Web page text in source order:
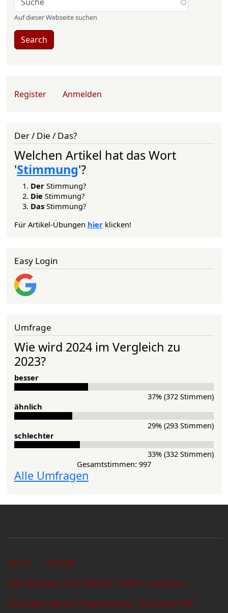
Auf dieser Webseite suchen
Search
User account menu
Register Anmelden
Der / Die / Das?
Welchen Artikel hat das Wort
'Stimmung'?
Der Stimmung?
Die Stimmung?
Das Stimmung?
Für Artikel-Übungen hier klicken!
Easy Login
Umfrage
Wie wird 2024 im Vergleich zu
2023?
besser
37% (372 Stimmen)
ähnlich
29% (293 Stimmen)
schlechter
33% (332 Stimmen)
Gesamtstimmen: 997
Alle Umfragen
Sekundärlinks
Home
Kontakt
Alle Angaben ohne Gewähr! | AGB & Impressum
Einbürgerungstest Fragenkatalog - Download PDF